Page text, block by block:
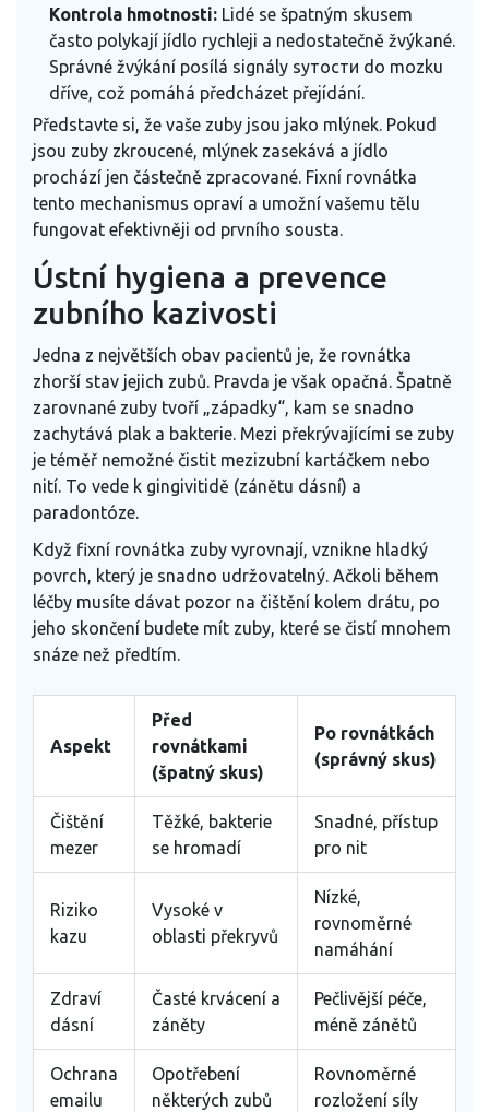
Kontrola hmotnosti: Lidé se špatným skusem
často polykají jídlo rychleji a nedostatečně žvýkané.
Správné žvýkání posílá signály syтости do mozku
dříve, což pomáhá předcházet přejídání.
Představte si, že vaše zuby jsou jako mlýnek. Pokud
jsou zuby zkroucené, mlýnek zasekává a jídlo
prochází jen částečně zpracované. Fixní rovnátka
tento mechanismus opraví a umožní vašemu tělu
fungovat efektivněji od prvního sousta.
Ústní hygiena a prevence
zubního kazivosti
Jedna z největších obav pacientů je, že rovnátka
zhorší stav jejich zubů. Pravda je však opačná. Špatně
zarovnané zuby tvoří „západky“, kam se snadno
zachytává plak a bakterie. Mezi překrývajícími se zuby
je téměř nemožné čistit mezizubní kartáčkem nebo
nití. To vede k gingivitidě (zánětu dásní) a
paradontóze.
Když fixní rovnátka zuby vyrovnají, vznikne hladký
povrch, který je snadno udržovatelný. Ačkoli během
léčby musíte dávat pozor na čištění kolem drátu, po
jeho skončení budete mít zuby, které se čistí mnohem
snáze než předtím.
Aspekt
Před
rovnátkami
(špatný skus)
Po rovnátkách
(správný skus)
Čištění
mezer
Těžké, bakterie
se hromadí
Snadné, přístup
pro nit
Riziko
kazu
Vysoké v
oblasti překryvů
Nízké,
rovnoměrné
namáhání
Zdraví
dásní
Časté krvácení a
záněty
Pečlivější péče,
méně zánětů
Ochrana
emailu
Opotřebení
některých zubů
Rovnoměrné
rozložení síly